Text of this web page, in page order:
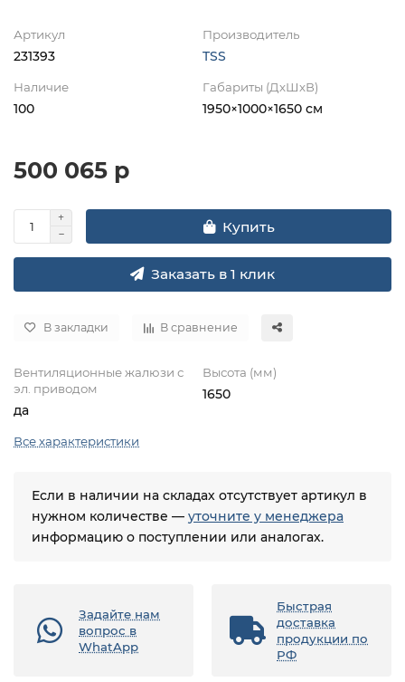
Артикул
231393
Производитель
TSS
Наличие
100
Габариты (ДхШхВ)
1950×1000×1650 см
500 065 р
Купить
Заказать в 1 клик
В закладки В сравнение
Вентиляционные жалюзи с
эл. приводом
да
Высота (мм)
1650
Все характеристики
Если в наличии на складах отсутствует артикул в
нужном количестве — уточните у менеджера
информацию о поступлении или аналогах.
Задайте нам
вопрос в
WhatApp
Быстрая
доставка
продукции по
РФ